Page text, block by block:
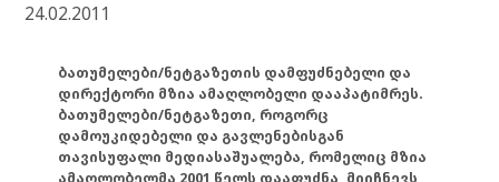
24.02.2011
ბათუმელები/ნეტგაზეთის დამფუძნებელი და
დირექტორი მზია ამაღლობელი დააპატიმრეს.
ბათუმელები/ნეტგაზეთი, როგორც
დამოუკიდებელი და გავლენებისგან
თავისუფალი მედიასაშუალება, რომელიც მზია
ამაღლობელმა 2001 წელს დააფუძნა, მიიჩნევს,